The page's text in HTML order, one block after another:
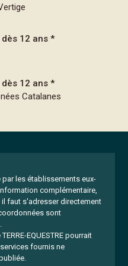
12 ans *
12 ans *
Catalanes
les établissements eux-
complémentaire,
faut s'adresser directement
sont
EQUESTRE pourrait
fournis ne